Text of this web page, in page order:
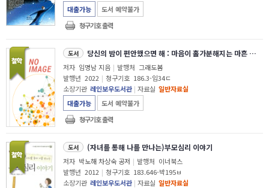
대출가능
도서 예약불가
청구기호 출력
도서 당신의 밤이 편안했으면 해 : 마음이 홀가분해지는 마흔 번의 심리상담과 그림책 처방
저자 임명남 지음 | 발행처 그래도봄
발행년 2022 | 청구기호 186.3-임34ㄷ
소장기관 레인보우도서관 | 자료실 일반자료실
대출가능
도서 예약불가
청구기호 출력
도서 (자녀를 통해 나를 만나는)부모심리 이야기
저자 박노해 차상숙 공저 | 발행처 이너북스
발행년 2012 | 청구기호 183.646-박195ㅂ
소장기관 레인보우도서관 | 자료실 일반자료실